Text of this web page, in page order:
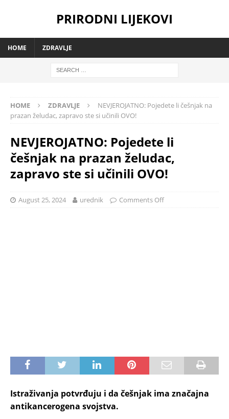
PRIRODNI LIJEKOVI
HOME ZDRAVLJE
HOME ZDRAVLJE
NEVJEROJATNO: Pojedete li češnjak na
prazan želudac, zapravo ste si učinili OVO!
NEVJEROJATNO: Pojedete li
češnjak na prazan želudac,
zapravo ste si učinili OVO!
August 25, 2024 urednik Comments Off
Istraživanja potvrđuju i da češnjak ima značajna
antikancerogena svojstva.